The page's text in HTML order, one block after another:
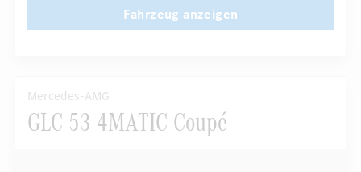
Fahrzeug anzeigen
Mercedes-AMG
GLC 53 4MATIC Coupé